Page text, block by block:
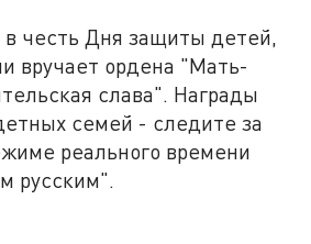
честь Дня защиты детей,
вручает ордена "Мать-
слава". Награды
семей - следите за
реального времени
русским".